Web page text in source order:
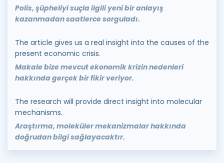
Polis, şüpheliyi suçla ilgili yeni bir anlayış
kazanmadan saatlerce sorguladı.
The article gives us a real insight into the causes of the
present economic crisis.
Makale bize mevcut ekonomik krizin nedenleri
hakkında gerçek bir fikir veriyor.
The research will provide direct insight into molecular
mechanisms.
Araştırma, moleküler mekanizmalar hakkında
doğrudan bilgi sağlayacaktır.